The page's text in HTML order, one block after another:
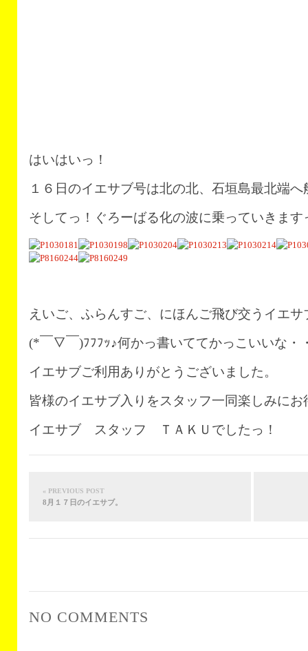
はいはいっ！
１６日のイエサブ号は北の北、石垣島最北端
そしてっ！ぐろーばる化の波に乗っていきます
えいご、ふらんすご、にほんご飛び交うイエサ
(*￣▽￣)ﾌﾌﾌｯ♪何かっ書いててかっこいいな・
イエサブご利用ありがとうございました。
皆様のイエサブ入りをスタッフ一同楽しみに
イエサブ スタッフ ＴＡＫＵでしたっ！
« PREVIOUS POST
8月１７日のイエサブ。
NO COMMENTS